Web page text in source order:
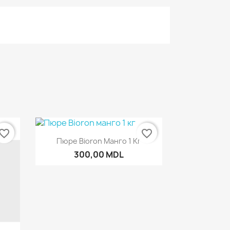
Быстрый просмотр
Пюре Bioron Манго 1 Кг
300,00 MDL
favorite_border